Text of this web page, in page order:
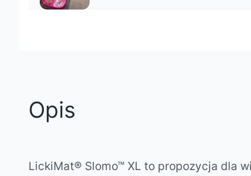
Opis
LickiMat® Slomo™ XL to propozycja dla